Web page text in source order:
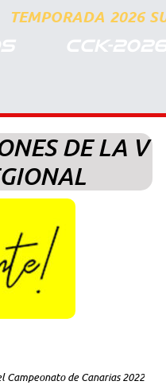
TEMPORADA 2026
CCK-
DE LA V
Campeonato de Canarias 2022